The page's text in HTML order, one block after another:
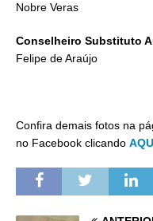
Nobre Veras
Conselheiro Substituto
Felipe de Araújo
Confira demais fotos na
no Facebook clicando